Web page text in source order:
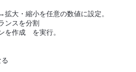
・縮小を任意の数値に設定。
ンスを分割
を作成 を実行。